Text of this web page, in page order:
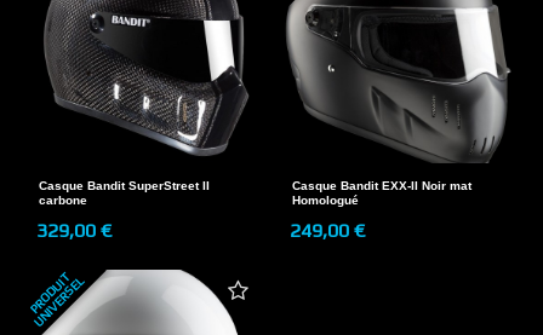
Casque Bandit SuperStreet II
carbone
329,00 €
Casque Bandit EXX-II Noir mat
Homologué
249,00 €
P
R
O
D
U
I
T
U
N
I
V
E
R
S
E
L